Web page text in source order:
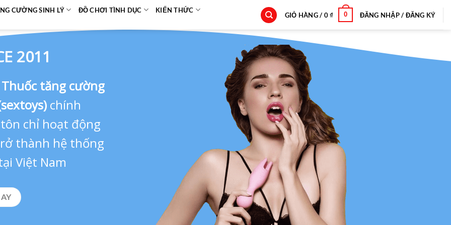
CƯỜNG SINH LÝ ĐỒ CHƠI TÌNH DỤC KIẾN THỨC
GIỎ HÀNG / 0₫ 0 ĐĂNG NHẬP / ĐĂNG KÝ
2011
Thuốc tăng cường
chính
chỉ hoạt động
thành hệ thống
Việt Nam